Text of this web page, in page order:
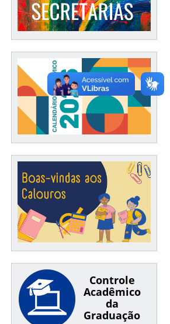
Controle
Acadêmico
da
Graduação